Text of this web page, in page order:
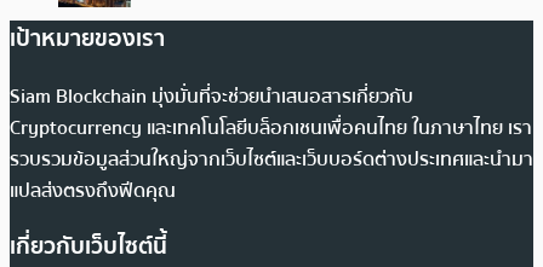
เป้าหมายของเรา
Siam Blockchain มุ่งมั่นที่จะช่วยนำเสนอสารเกี่ยวกับ
Cryptocurrency และเทคโนโลยีบล็อกเชนเพื่อคนไทย ในภาษาไทย เรา
รวบรวมข้อมูลส่วนใหญ่จากเว็บไซต์และเว็บบอร์ดต่างประเทศและนำมา
แปลส่งตรงถึงฟีดคุณ
เกี่ยวกับเว็บไซต์นี้